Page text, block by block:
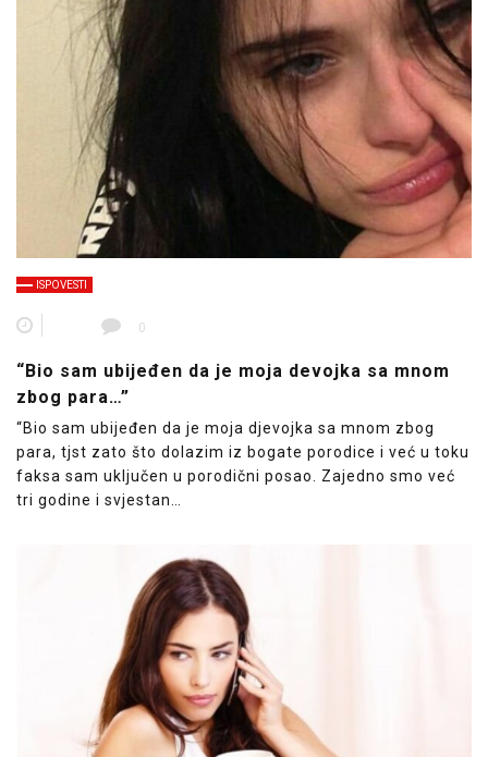
ISPOVESTI
0
“Bio sam ubijeđen da je moja devojka sa mnom
zbog para…”
“Bio sam ubijeđen da je moja djevojka sa mnom zbog
para, tjst zato što dolazim iz bogate porodice i već u toku
faksa sam uključen u porodični posao. Zajedno smo već
tri godine i svjestan…